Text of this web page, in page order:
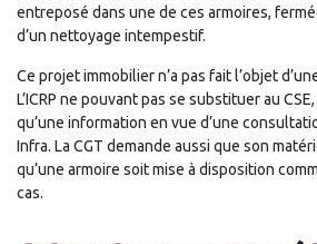
entreposé dans une de ces armoires,
d’un nettoyage intempestif.
Ce projet immobilier n’a pas fait l’objet
L’ICRP ne pouvant pas se substituer au
qu’une information en vue d’une
Infra. La CGT demande aussi que son
qu’une armoire soit mise à disposition
cas.